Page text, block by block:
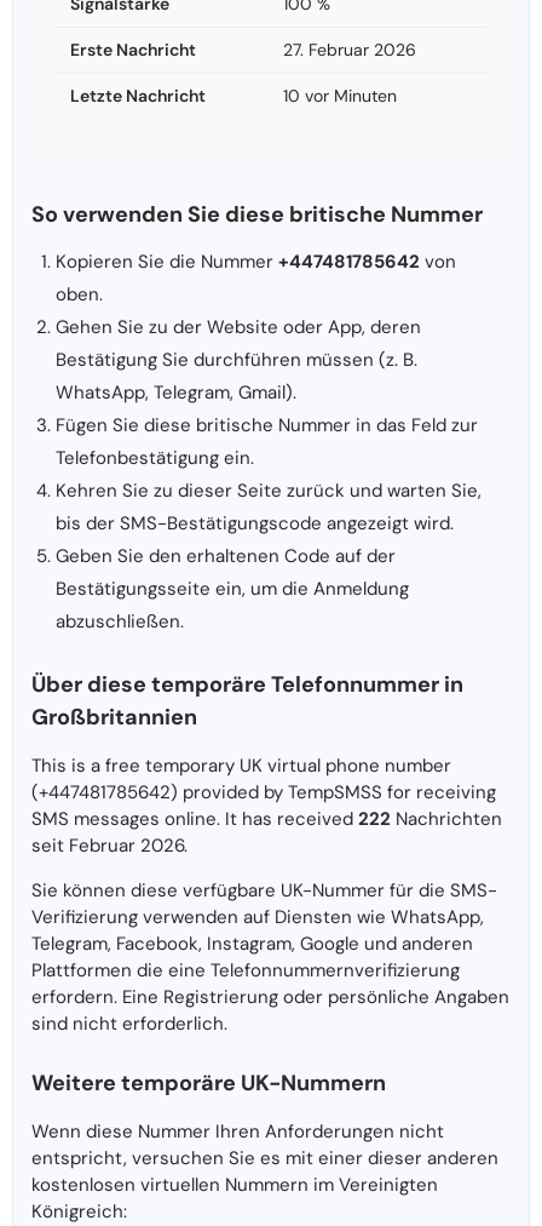
Erste Nachricht 27. Februar 2026
Letzte Nachricht 10 vor Minuten
So verwenden Sie diese britische Nummer
Kopieren Sie die Nummer +447481785642 von
oben.
Gehen Sie zu der Website oder App, deren
Bestätigung Sie durchführen müssen (z. B.
WhatsApp, Telegram, Gmail).
Fügen Sie diese britische Nummer in das Feld zur
Telefonbestätigung ein.
Kehren Sie zu dieser Seite zurück und warten Sie,
bis der SMS-Bestätigungscode angezeigt wird.
Geben Sie den erhaltenen Code auf der
Bestätigungsseite ein, um die Anmeldung
abzuschließen.
Über diese temporäre Telefonnummer in
Großbritannien
This is a free temporary UK virtual phone number
(+447481785642) provided by TempSMSS for receiving
SMS messages online. It has received 222 Nachrichten
seit Februar 2026.
Sie können diese verfügbare UK-Nummer für die SMS-
Verifizierung verwenden auf Diensten wie WhatsApp,
Telegram, Facebook, Instagram, Google und anderen
Plattformen die eine Telefonnummernverifizierung
erfordern. Eine Registrierung oder persönliche Angaben
sind nicht erforderlich.
Weitere temporäre UK-Nummern
Wenn diese Nummer Ihren Anforderungen nicht
entspricht, versuchen Sie es mit einer dieser anderen
kostenlosen virtuellen Nummern im Vereinigten
Königreich: